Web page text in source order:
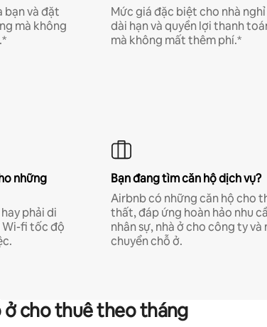
bạn và đặt
mà không
Mức giá đặc biệt cho nhà
dài hạn và quyền lợi thanh
mà không mất thêm phí.*
những
phải di
Wi-fi tốc độ
Bạn đang tìm căn hộ dịch vụ?
Airbnb có những căn hộ cho
thất, đáp ứng hoàn hảo nhu
nhân sự, nhà ở cho công ty
chuyển chỗ ở.
ở cho thuê theo tháng